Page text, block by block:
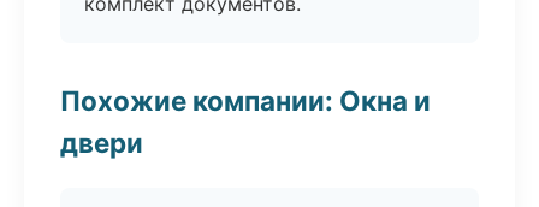
Похожие компании: Окна и
двери